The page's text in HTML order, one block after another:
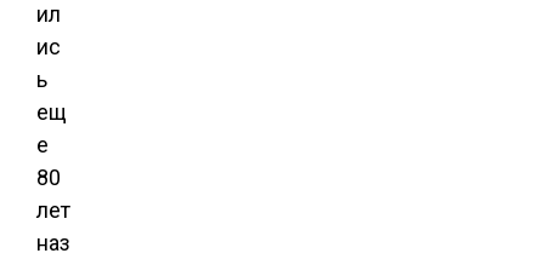
ил
ис
ь
ещ
е
80
лет
наз